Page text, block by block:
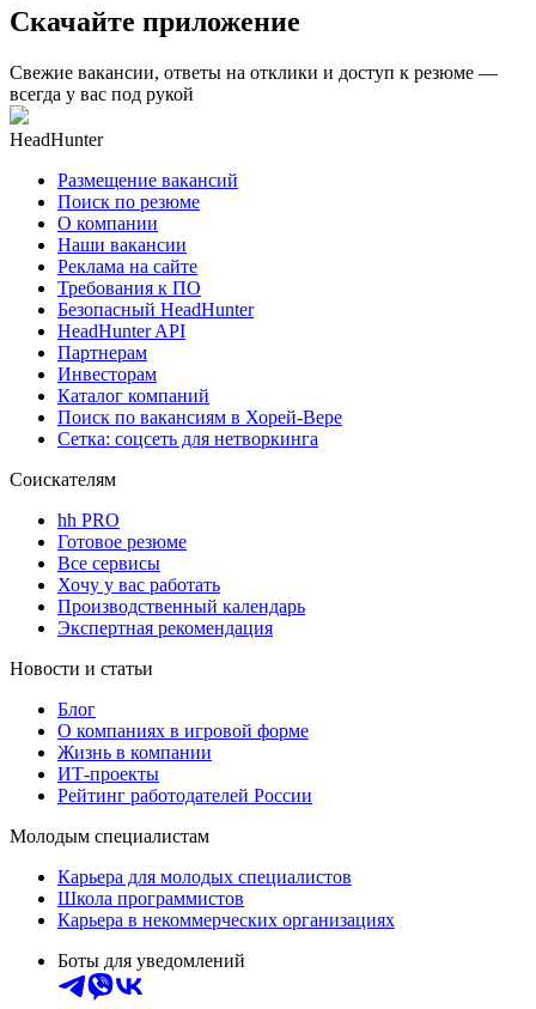
Скачайте приложение
Свежие вакансии, ответы на отклики и доступ к резюме —
всегда у вас под рукой
HeadHunter
Размещение вакансий
Поиск по резюме
О компании
Наши вакансии
Реклама на сайте
Требования к ПО
Безопасный HeadHunter
HeadHunter API
Партнерам
Инвесторам
Каталог компаний
Поиск по вакансиям в Хорей-Вере
Сетка: соцсеть для нетворкинга
Соискателям
hh PRO
Готовое резюме
Все сервисы
Хочу у вас работать
Производственный календарь
Экспертная рекомендация
Новости и статьи
Блог
О компаниях в игровой форме
Жизнь в компании
ИТ-проекты
Рейтинг работодателей России
Молодым специалистам
Карьера для молодых специалистов
Школа программистов
Карьера в некоммерческих организациях
Боты для уведомлений